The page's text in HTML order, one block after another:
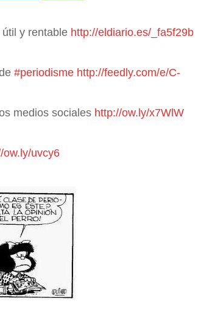
útil y rentable http://eldiario.es/_fa5f29b
#periodisme http://feedly.com/e/C-
medios sociales http://ow.ly/x7WlW
ow.ly/uvcy6